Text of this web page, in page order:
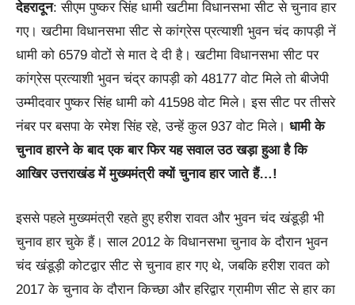
देहरादून: सीएम पुष्कर सिंह धामी खटीमा विधानसभा सीट से चुनाव हार
गए। खटीमा विधानसभा सीट से कांग्रेस प्रत्याशी भुवन चंद कापड़ी नें
धामी को 6579 वोटों से मात दे दी है। खटीमा विधानसभा सीट पर
कांग्रेस प्रत्याशी भुवन चंद्र कापड़ी को 48177 वोट मिले तो बीजेपी
उम्मीदवार पुष्कर सिंह धामी को 41598 वोट मिले। इस सीट पर तीसरे
नंबर पर बसपा के रमेश सिंह रहे, उन्हें कुल 937 वोट मिले। धामी के
चुनाव हारने के बाद एक बार फिर यह सवाल उठ खड़ा हुआ है कि
आखिर उत्तराखंड में मुख्यमंत्री क्यों चुनाव हार जाते हैं…!
इससे पहले मुख्यमंत्री रहते हुए हरीश रावत और भुवन चंद खंडूड़ी भी
चुनाव हार चुके हैं। साल 2012 के विधानसभा चुनाव के दौरान भुवन
चंद खंडूड़ी कोटद्वार सीट से चुनाव हार गए थे, जबकि हरीश रावत को
2017 के चुनाव के दौरान किच्छा और हरिद्वार ग्रामीण सीट से हार का